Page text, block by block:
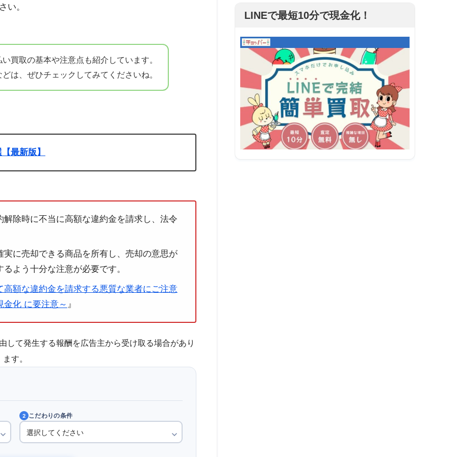
い。
買取の基本や注意点も紹介しています。
は、ぜひチェックしてみてくださいね。
最新版】
除時に不当に高額な違約金を請求し、法令
に売却できる商品を所有し、売却の意思が
よう十分な注意が必要です。
高額な違約金を請求する悪質な業者にご注意
金化 に要注意～ 』
して発生する報酬を広告主から受け取る場合があり
ます。
2 こだわりの条件
LINEで最短10分で現金化！